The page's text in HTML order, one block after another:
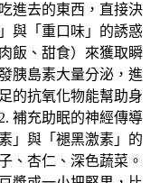
進去的東西，直接決
與「重口味」的誘惑
飯、甜食）來獲取瞬
胰島素大量分泌，進
的抗氧化物能幫助身
補充助眠的神經傳導
」與「褪黑激素」的
、杏仁、深色蔬菜。